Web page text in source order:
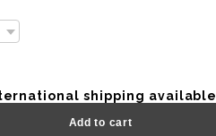
shipping available
Add to cart